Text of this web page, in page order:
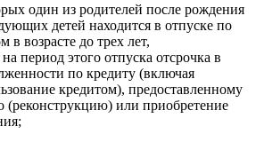
один из родителей после рождения
детей находится в отпуске по
в возрасте до трех лет,
на период этого отпуска отсрочка в
по кредиту (включая
кредитом), предоставленному
(реконструкцию) или приобретение